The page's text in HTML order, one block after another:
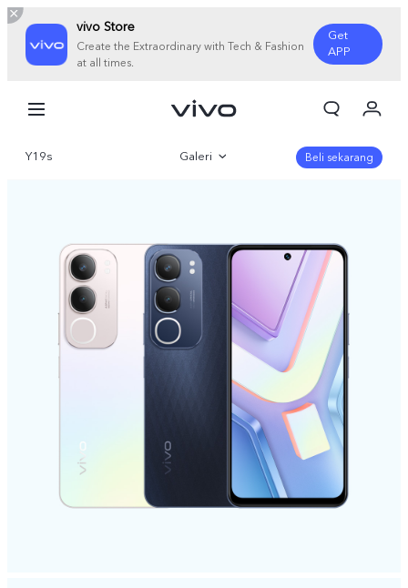
vivo Store
Create the Extraordinary with Tech & Fashion
at all times.
Get
APP
Keranjang
Masuk/Daftar
Y19s Galeri
Parameter
Beli sekarang